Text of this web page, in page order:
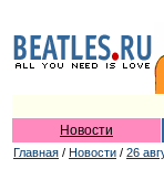
Новости
Главная / Новости / 26